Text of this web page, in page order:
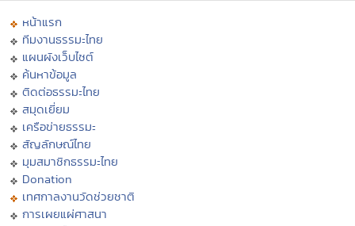
หน้าแรก
ทีมงานธรรมะไทย
แผนผังเว็บไซต์
ค้นหาข้อมูล
ติดต่อธรรมะไทย
สมุดเยี่ยม
เครือข่ายธรรมะ
สัญลักษณ์ไทย
มุมสมาชิกธรรมะไทย
Donation
เทศกาลงานวัดช่วยชาติ
การเผยแผ่ศาสนา